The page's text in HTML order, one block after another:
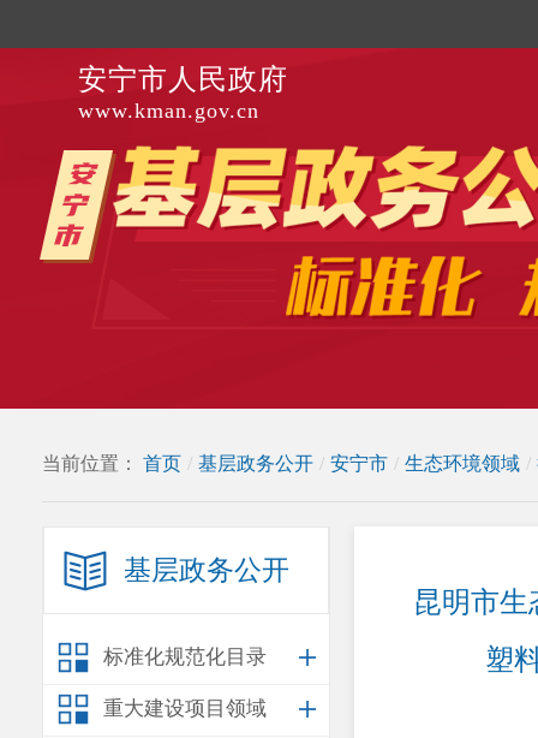
安宁市人民政府
www.kman.gov.cn
当前位置： 首页 / 基层政务公开 / 安宁市 / 生态环境领域 /
基层政务公开
标准化规范化目录
重大建设项目领域
昆明市生
塑